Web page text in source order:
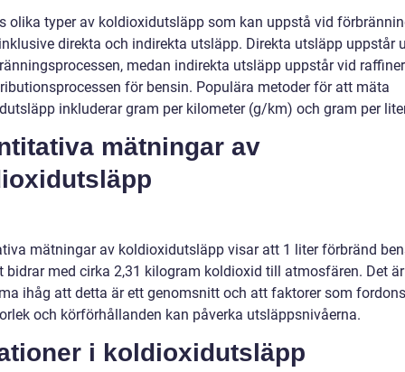
olika typer av koldioxidutsläpp som kan uppstå vid
direkta och indirekta utsläpp. Direkta utsläpp uppstår
medan indirekta utsläpp uppstår vid
för bensin. Populära metoder för att mäta
inkluderar gram per kilometer (g/km) och gram per
mätningar av
mätningar av koldioxidutsläpp visar att 1 liter förbränd
bidrar med cirka 2,31 kilogram koldioxid till atmosfären. Det
ihåg att detta är ett genomsnitt och att faktorer som
och körförhållanden kan påverka utsläppsnivåerna.
i koldioxidutsläpp